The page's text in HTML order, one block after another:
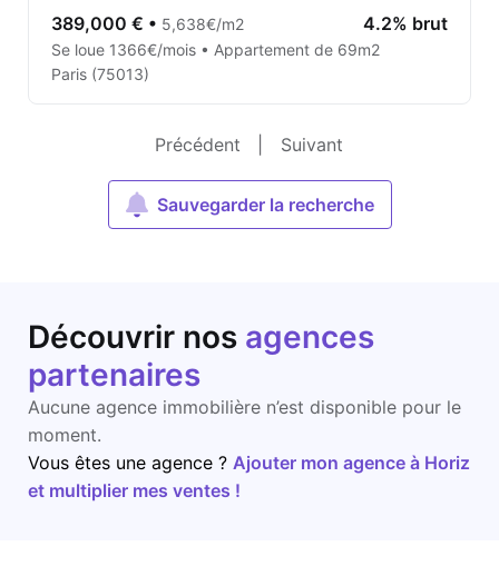
389,000 € • 5,638€/m2 4.2% brut
Se loue 1366€/mois • Appartement de 69m2
Paris (75013)
Précédent Suivant
Sauvegarder la recherche
Découvrir nos agences
partenaires
Aucune agence immobilière n’est disponible pour le
moment.
Vous êtes une agence ? Ajouter mon agence à Horiz
et multiplier mes ventes !